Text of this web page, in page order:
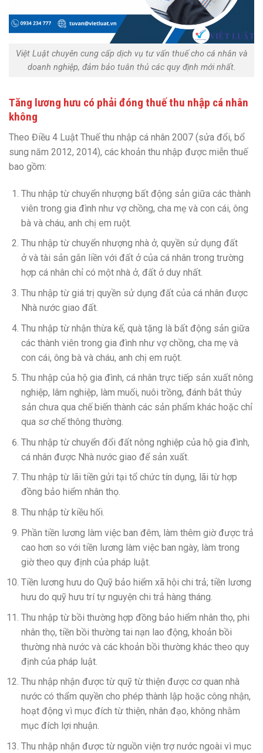
Việt Luật chuyên cung cấp dịch vụ tư vấn thuế cho cá nhân và
doanh nghiệp, đảm bảo tuân thủ các quy định mới nhất.
Tăng lương hưu có phải đóng thuế thu nhập cá nhân
không
Theo Điều 4 Luật Thuế thu nhập cá nhân 2007 (sửa đổi, bổ
sung năm 2012, 2014), các khoản thu nhập được miễn thuế
bao gồm:
Thu nhập từ chuyển nhượng bất động sản giữa các thành
viên trong gia đình như vợ chồng, cha mẹ và con cái, ông
bà và cháu, anh chị em ruột.
Thu nhập từ chuyển nhượng nhà ở, quyền sử dụng đất
ở và tài sản gắn liền với đất ở của cá nhân trong trường
hợp cá nhân chỉ có một nhà ở, đất ở duy nhất.
Thu nhập từ giá trị quyền sử dụng đất của cá nhân được
Nhà nước giao đất.
Thu nhập từ nhận thừa kế, quà tặng là bất động sản giữa
các thành viên trong gia đình như vợ chồng, cha mẹ và
con cái, ông bà và cháu, anh chị em ruột.
Thu nhập của hộ gia đình, cá nhân trực tiếp sản xuất nông
nghiệp, lâm nghiệp, làm muối, nuôi trồng, đánh bắt thủy
sản chưa qua chế biến thành các sản phẩm khác hoặc chỉ
qua sơ chế thông thường.
Thu nhập từ chuyển đổi đất nông nghiệp của hộ gia đình,
cá nhân được Nhà nước giao để sản xuất.
Thu nhập từ lãi tiền gửi tại tổ chức tín dụng, lãi từ hợp
đồng bảo hiểm nhân thọ.
Thu nhập từ kiều hối.
Phần tiền lương làm việc ban đêm, làm thêm giờ được trả
cao hơn so với tiền lương làm việc ban ngày, làm trong
giờ theo quy định của pháp luật.
Tiền lương hưu do Quỹ bảo hiểm xã hội chi trả; tiền lương
hưu do quỹ hưu trí tự nguyện chi trả hàng tháng.
Thu nhập từ bồi thường hợp đồng bảo hiểm nhân thọ, phi
nhân thọ, tiền bồi thường tai nạn lao động, khoản bồi
thường nhà nước và các khoản bồi thường khác theo quy
định của pháp luật.
Thu nhập nhận được từ quỹ từ thiện được cơ quan nhà
nước có thẩm quyền cho phép thành lập hoặc công nhận,
hoạt động vì mục đích từ thiện, nhân đạo, không nhằm
mục đích lợi nhuận.
Thu nhập nhận được từ nguồn viện trợ nước ngoài vì mục